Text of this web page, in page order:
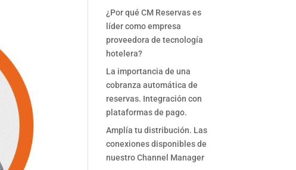
¿Por qué CM Reservas es
líder como empresa
proveedora de tecnología
hotelera?
La importancia de una
cobranza automática de
reservas. Integración con
plataformas de pago.
Amplía tu distribución. Las
conexiones disponibles de
nuestro Channel Manager